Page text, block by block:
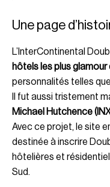
Une page
L’InterContinental
hôtels les plus glamour
personnalités telles que
Il fut aussi tristement
Michael Hutchence
Avec ce projet, le site
destinée à inscrire
hôtelières et
Sud.